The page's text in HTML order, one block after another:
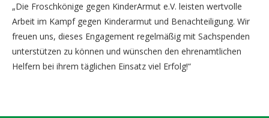
„Die Froschkönige gegen KinderArmut e.V. leisten wertvolle
Arbeit im Kampf gegen Kinderarmut und Benachteiligung. Wir
freuen uns, dieses Engagement regelmäßig mit Sachspenden
unterstützen zu können und wünschen den ehrenamtlichen
Helfern bei ihrem täglichen Einsatz viel Erfolg!“